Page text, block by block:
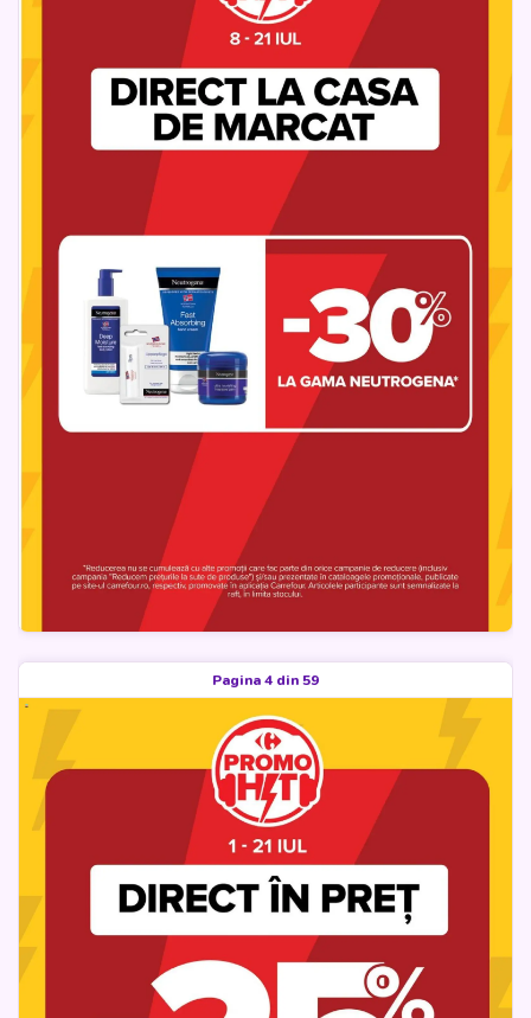
Pagina 4 din 59